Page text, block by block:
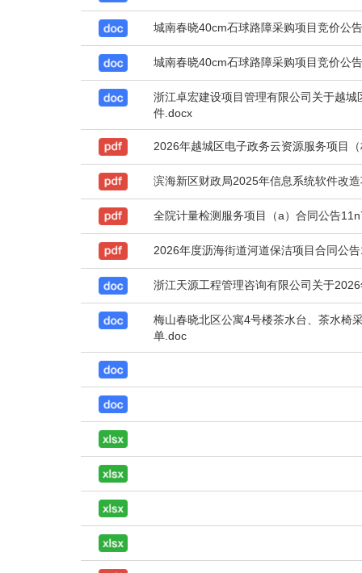
城南春晓40cm石球路障采购项目竞价公
城南春晓40cm石球路障采购项目竞价公
浙江卓宏建设项目管理有限公司关于越
件.docx
2026年越城区电子政务云资源服务项目
滨海新区财政局2025年信息系统软件改
全院计量检测服务项目（a）合同公告
2026年度沥海街道河道保洁项目合同公
浙江天源工程管理咨询有限公司关于
梅山春晓北区公寓4号楼茶水台、茶水椅
单.doc